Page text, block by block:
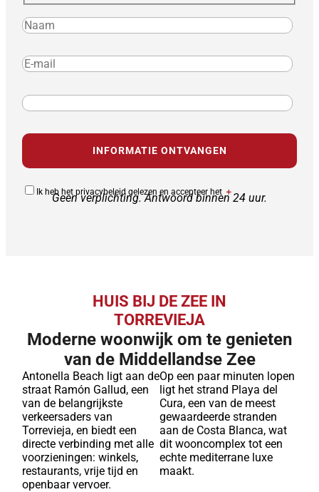
Ik heb het privacybeleid gelezen en accepteer het ＋
Geen verplichting. Antwoord binnen 24 uur.
HUIS BIJ DE ZEE IN
TORREVIEJA
Moderne woonwijk om te genieten
van de Middellandse Zee
Antonella Beach ligt aan de
straat Ramón Gallud, een
van de belangrijkste
verkeersaders van
Torrevieja, en biedt een
directe verbinding met alle
voorzieningen: winkels,
restaurants, vrije tijd en
openbaar vervoer.
Op een paar minuten lopen
ligt het strand Playa del
Cura, een van de meest
gewaardeerde stranden
aan de Costa Blanca, wat
dit wooncomplex tot een
echte mediterrane luxe
maakt.